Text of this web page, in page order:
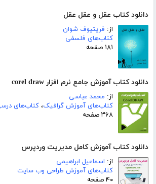
دانلود کتاب عقل و عقل عقل
از: فریتیوف شوان
کتاب‌های فلسفی
۱۸۱ صفحه
دانلود کتاب آموزش جامع نرم افزار corel draw
از: محمد عباسی
کتاب‌های آموزش گرافیک، کتاب‌های
۳۶۸ صفحه
دانلود کتاب آموزش کامل مدیریت وردپرس
از: اسماعیل ابراهیمی
کتاب‌های آموزش طراحی وب سایت
۴۰ صفحه